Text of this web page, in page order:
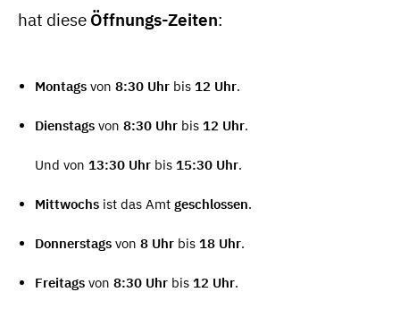
hat diese Öffnungs-Zeiten:
Montagsvon 8:30 Uhrbis 12 Uhr.
Dienstagsvon 8:30 Uhrbis 12 Uhr.
Und von 13:30 Uhrbis 15:30 Uhr.
Mittwochsist das Amt geschlossen.
Donnerstagsvon 8 Uhrbis 18 Uhr.
Freitagsvon 8:30 Uhrbis 12 Uhr.